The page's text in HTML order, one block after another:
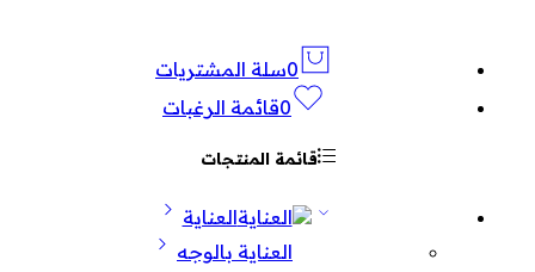
0سلة المشتريات
0قائمة الرغبات
قائمة المنتجات
العناية
العناية بالوجه